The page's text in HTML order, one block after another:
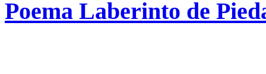
Poema Laberinto de